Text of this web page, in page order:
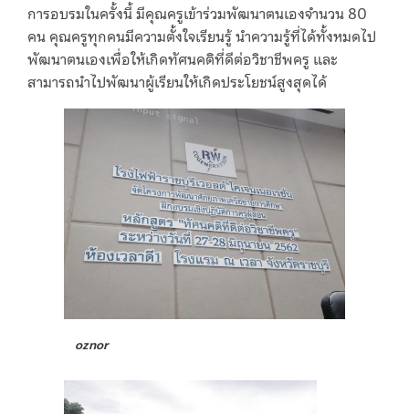
การอบรมในครั้งนี้ มีคุณครูเข้าร่วมพัฒนาตนเองจำนวน 80
คน คุณครูทุกคนมีความตั้งใจเรียนรู้ นำความรู้ที่ได้ทั้งหมดไป
พัฒนาตนเองเพื่อให้เกิดทัศนคติที่ดีต่อวิชาชีพครู และ
สามารถนำไปพัฒนาผู้เรียนให้เกิดประโยชน์สูงสุดได้
oznor